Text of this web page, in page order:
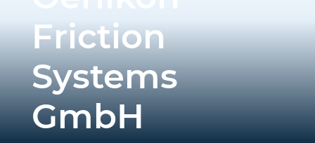
Friction
Systems
GmbH